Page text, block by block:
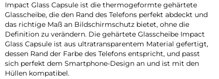
Impact Glass Capsule ist die thermogeformte gehärtete
Glasscheibe, die den Rand des Telefons perfekt abdeckt und
das richtige Maß an Bildschirmschutz bietet, ohne die
Definition zu verändern. Die gehärtete Glasscheibe Impact
Glass Capsule ist aus ultratransparentem Material gefertigt,
dessen Rand der Farbe des Telefons entspricht, und passt
sich perfekt dem Smartphone-Design an und ist mit den
Hüllen kompatibel.